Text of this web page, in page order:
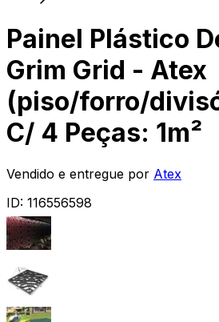
Painel Plástico
Grim Grid - Atex
(piso/forro/
C/ 4 Peças: 1m²
Vendido e entregue por Atex
ID: 116556598